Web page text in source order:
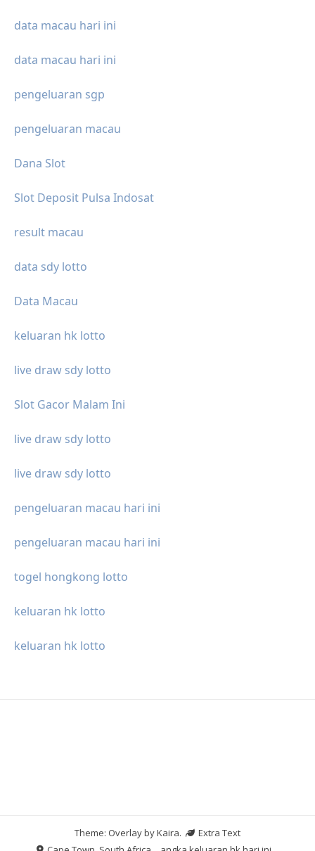
data macau hari ini
data macau hari ini
pengeluaran sgp
pengeluaran macau
Dana Slot
Slot Deposit Pulsa Indosat
result macau
data sdy lotto
Data Macau
keluaran hk lotto
live draw sdy lotto
Slot Gacor Malam Ini
live draw sdy lotto
live draw sdy lotto
pengeluaran macau hari ini
pengeluaran macau hari ini
togel hongkong lotto
keluaran hk lotto
keluaran hk lotto
Theme: Overlay byKaira.
Extra Text